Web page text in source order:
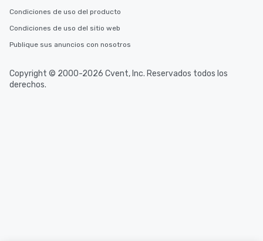
Condiciones de uso del producto
Condiciones de uso del sitio web
Publique sus anuncios con nosotros
Copyright © 2000-2026 Cvent, Inc. Reservados todos los
derechos.